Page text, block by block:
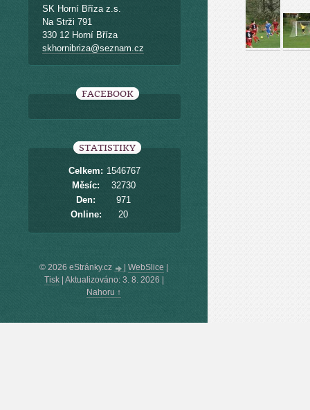
SK Horní Bříza z.s.
Na Strži 791
330 12 Horní Bříza
skhornibriza@seznam.cz
FACEBOOK
STATISTIKY
Online: 20
Celkem: 1546767
Měsíc:
32730
Den:
971
© 2026 eStránky.cz WebSlice
Tisk| Aktualizováno: 3. 8. 2026
Nahoru ↑